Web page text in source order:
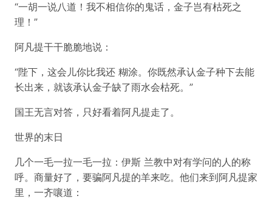
“一胡一说八道！我不相信你的鬼话，金子岂有枯死之
理！”
阿凡提干干脆脆地说：
“陛下，这会儿你比我还 糊涂。你既然承认金子种下去能
长出来，就该承认金子缺了雨水会枯死。”
国王无言对答，只好看着阿凡提走了。
世界的末日
几个一毛一拉一毛一拉：伊斯 兰教中对有学问的人的称
呼。商量好了，要骗阿凡提的羊来吃。他们来到阿凡提家
里，一齐嚷道：